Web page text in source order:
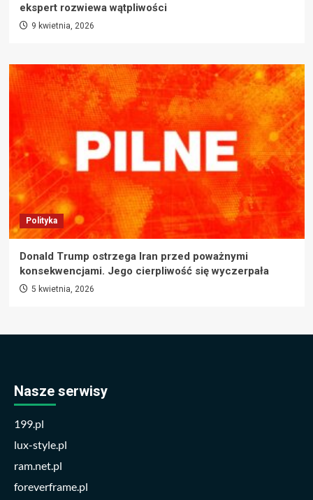
ekspert rozwiewa wątpliwości
9 kwietnia, 2026
Polityka
Donald Trump ostrzega Iran przed poważnymi
konsekwencjami. Jego cierpliwość się wyczerpała
5 kwietnia, 2026
Nasze serwisy
199.pl
lux-style.pl
ram.net.pl
foreverframe.pl